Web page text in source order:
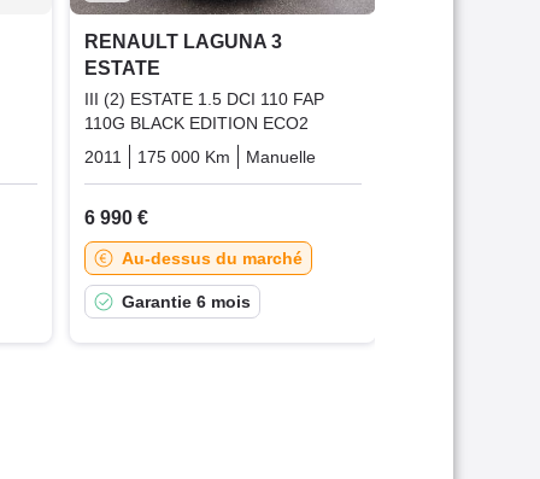
RENAULT LAGUNA 3
ESTATE
III (2) ESTATE 1.5 DCI 110 FAP
110G BLACK EDITION ECO2
2011
175 000 Km Manuelle
6 990 €
Au-dessus du marché
Garantie 6 mois